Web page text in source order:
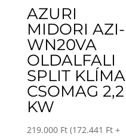
AZURI
MIDORI AZI-
WN20VA
OLDALFALI
SPLIT KLÍMA
CSOMAG 2,2
KW
219.000 Ft (172.441 Ft+